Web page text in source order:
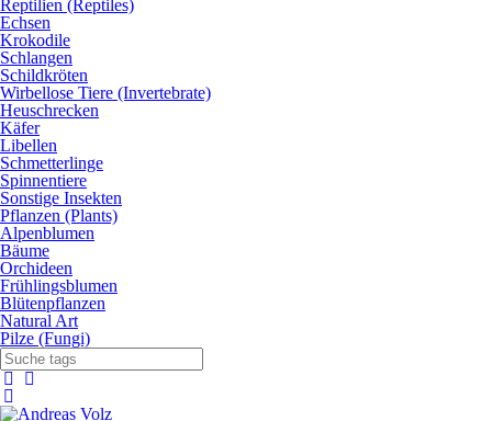
Reptilien (Reptiles)
Echsen
Krokodile
Schlangen
Schildkröten
Wirbellose Tiere (Invertebrate)
Heuschrecken
Käfer
Libellen
Schmetterlinge
Spinnentiere
Sonstige Insekten
Pflanzen (Plants)
Alpenblumen
Bäume
Orchideen
Frühlingsblumen
Blütenpflanzen
Natural Art
Pilze (Fungi)